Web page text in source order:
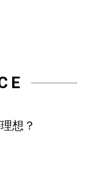
想？